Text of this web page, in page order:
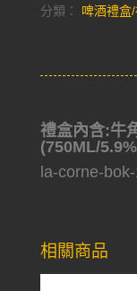
分類： 啤酒禮盒
禮盒內含:牛
(750ML/
la-corne-
相關商品